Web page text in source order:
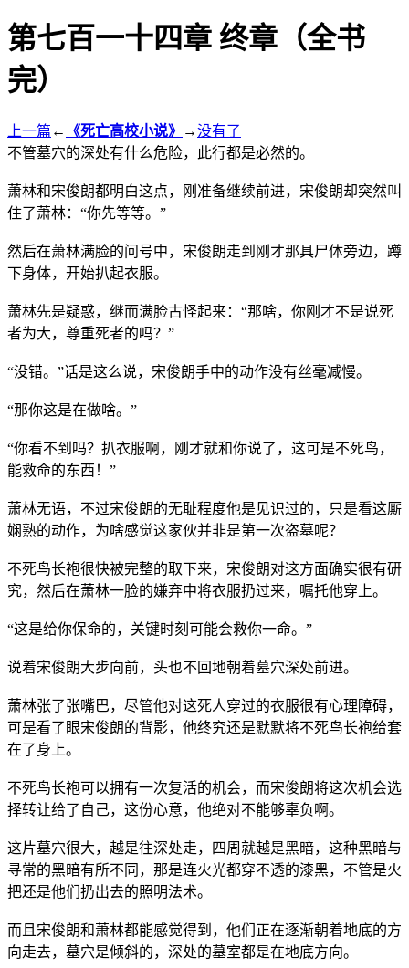
第七百一十四章 终章（全书
完）
上一篇 ← 《死亡高校小说》 →没有了
不管墓穴的深处有什么危险，此行都是必然的。
萧林和宋俊朗都明白这点，刚准备继续前进，宋俊朗却突然叫
住了萧林：“你先等等。”
然后在萧林满脸的问号中，宋俊朗走到刚才那具尸体旁边，蹲
下身体，开始扒起衣服。
萧林先是疑惑，继而满脸古怪起来：“那啥，你刚才不是说死
者为大，尊重死者的吗？”
“没错。”话是这么说，宋俊朗手中的动作没有丝毫减慢。
“那你这是在做啥。”
“你看不到吗？扒衣服啊，刚才就和你说了，这可是不死鸟，
能救命的东西！”
萧林无语，不过宋俊朗的无耻程度他是见识过的，只是看这厮
娴熟的动作，为啥感觉这家伙并非是第一次盗墓呢？
不死鸟长袍很快被完整的取下来，宋俊朗对这方面确实很有研
究，然后在萧林一脸的嫌弃中将衣服扔过来，嘱托他穿上。
“这是给你保命的，关键时刻可能会救你一命。”
说着宋俊朗大步向前，头也不回地朝着墓穴深处前进。
萧林张了张嘴巴，尽管他对这死人穿过的衣服很有心理障碍，
可是看了眼宋俊朗的背影，他终究还是默默将不死鸟长袍给套
在了身上。
不死鸟长袍可以拥有一次复活的机会，而宋俊朗将这次机会选
择转让给了自己，这份心意，他绝对不能够辜负啊。
这片墓穴很大，越是往深处走，四周就越是黑暗，这种黑暗与
寻常的黑暗有所不同，那是连火光都穿不透的漆黑，不管是火
把还是他们扔出去的照明法术。
而且宋俊朗和萧林都能感觉得到，他们正在逐渐朝着地底的方
向走去，墓穴是倾斜的，深处的墓室都是在地底方向。